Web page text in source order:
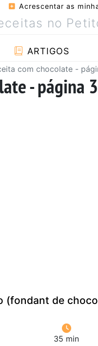
Acrescentar as
ARTIGOS
com chocolate -
- página 3
(fondant de
35 min